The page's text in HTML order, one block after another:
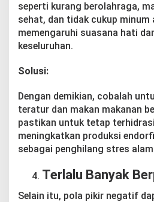
seperti kurang berolahraga,
sehat, dan tidak cukup minum
memengaruhi suasana hati
keseluruhan.
Solusi:
Dengan demikian, cobalah
teratur dan makan makanan
pastikan untuk tetap
meningkatkan produksi
sebagai penghilang stres
Terlalu Banyak
Selain itu, pola pikir negatif